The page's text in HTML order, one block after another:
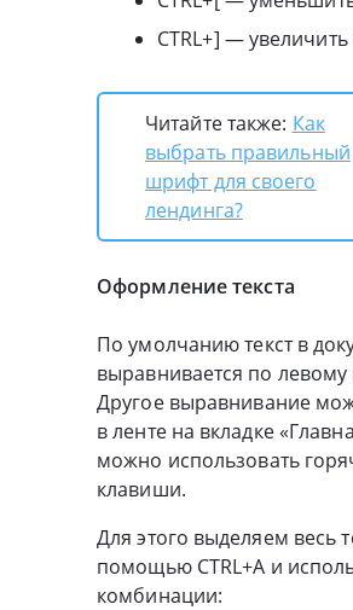
CTRL+] —
Читайте также: Как
выбрать правильный
шрифт для своего
лендинга?
Оформление текста
По умолчанию текст в
выравнивается по
Другое выравнивание
в ленте на вкладке
можно использовать
клавиши.
Для этого выделяем весь
помощью CTRL+A и
комбинации: